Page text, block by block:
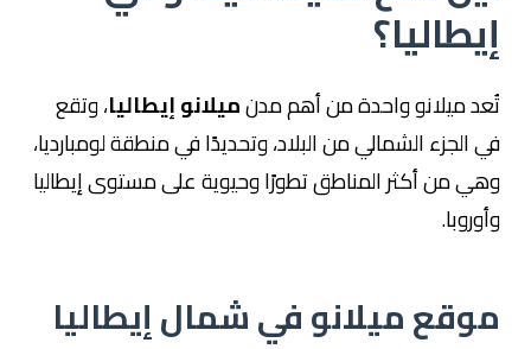
إيطاليا؟
تُعد ميلانو واحدة من أهم مدنميلانو إيطاليا، وتقع
في الجزء الشمالي من البلاد، وتحديدًا في منطقة لومبارديا،
وهي من أكثر المناطق تطورًا وحيوية على مستوى إيطاليا
وأوروبا.
موقع ميلانو في شمال إيطاليا